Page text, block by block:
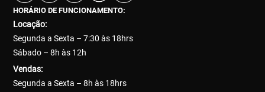
HORÁRIO DE FUNCIONAMENTO:
Locação:
Segunda a Sexta – 7:30 às 18hrs
Sábado – 8h às 12h
Vendas:
Segunda a Sexta – 8h às 18hrs